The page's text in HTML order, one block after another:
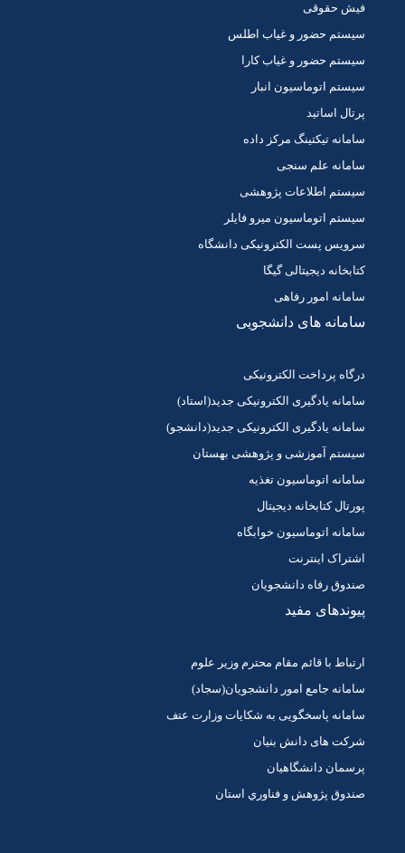
فیش حقوقی
سیستم حضور و غیاب اطلس
سیستم حضور و غیاب کارا
سیستم اتوماسیون انبار
پرتال اساتید
سامانه تیکتینگ مرکز داده
سامانه علم سنجی
سیستم اطلاعات پژوهشی
سیستم اتوماسیون میرو فایلر
سرویس پست الکترونیکی دانشگاه
کتابخانه دیجیتالی گیگا
سامانه امور رفاهی
سامانه های دانشجویی
درگاه پرداخت الکترونیکی
سامانه یادگیری الکترونیکی جدید(استاد)
سامانه یادگیری الکترونیکی جدید(دانشجو)
سیستم آموزشی و پژوهشی بهستان
سامانه اتوماسیون تغذیه
پورتال کتابخانه دیجیتال
سامانه اتوماسیون خوابگاه
اشتراک اینترنت
صندوق رفاه دانشجویان
پیوندهای مفید
ارتباط با قائم مقام محترم وزیر علوم
سامانه جامع امور دانشجویان(سجاد)
سامانه پاسخگویی به شکایات وزارت عتف
شرکت های دانش بنیان
پرسمان دانشگاهیان
صندوق پژوهش و فناوري استان